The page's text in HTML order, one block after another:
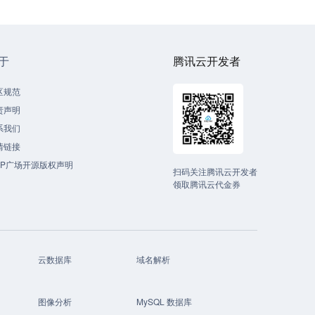
规范
声明
我们
链接
广场开源版权声明
腾讯云开发者
扫码关注腾讯云开发者
领取腾讯云代金券
云数据库 域名解析
图像分析 MySQL 数据库